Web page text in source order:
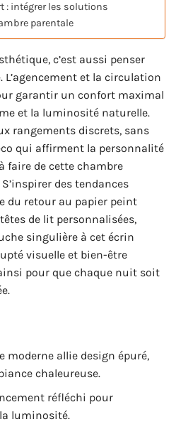
: intégrer les solutions
parentale
c’est aussi penser
L’agencement et la circulation
garantir un confort maximal
et la luminosité naturelle.
rangements discrets, sans
qui affirment la personnalité
faire de cette chambre
des tendances
du retour au papier peint
de lit personnalisées,
singulière à cet écrin
visuelle et bien-être
pour que chaque nuit soit
moderne allie design épuré,
chaleureuse.
réfléchi pour
luminosité.